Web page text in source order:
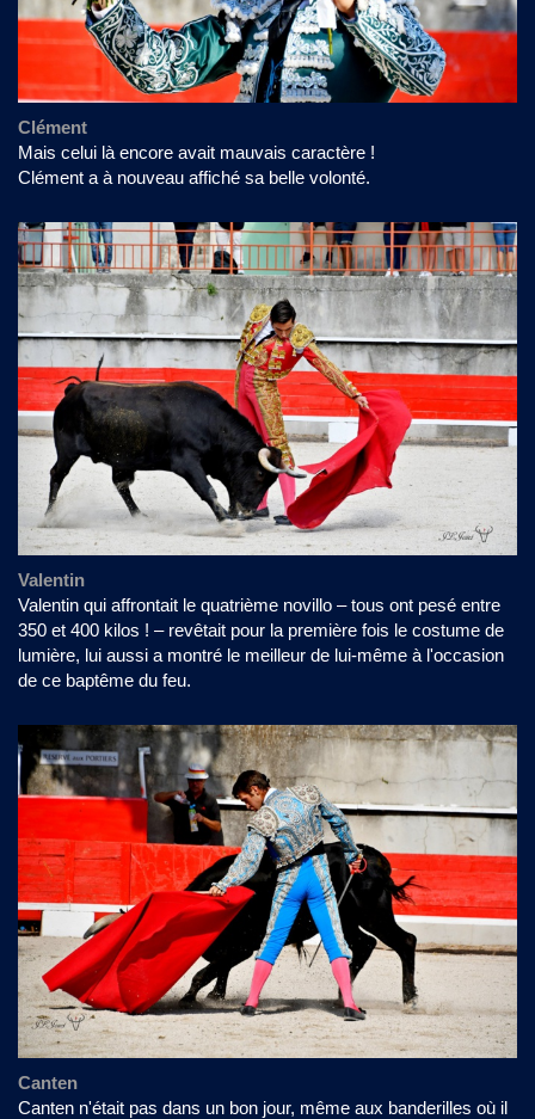
Clément
Mais celui là encore avait mauvais caractère !
Clément a à nouveau affiché sa belle volonté.
Valentin
Valentin qui affrontait le quatrième novillo – tous ont pesé entre
350 et 400 kilos ! – revêtait pour la première fois le costume de
lumière, lui aussi a montré le meilleur de lui-même à l'occasion
de ce baptême du feu.
Canten
Canten n'était pas dans un bon jour, même aux banderilles où il